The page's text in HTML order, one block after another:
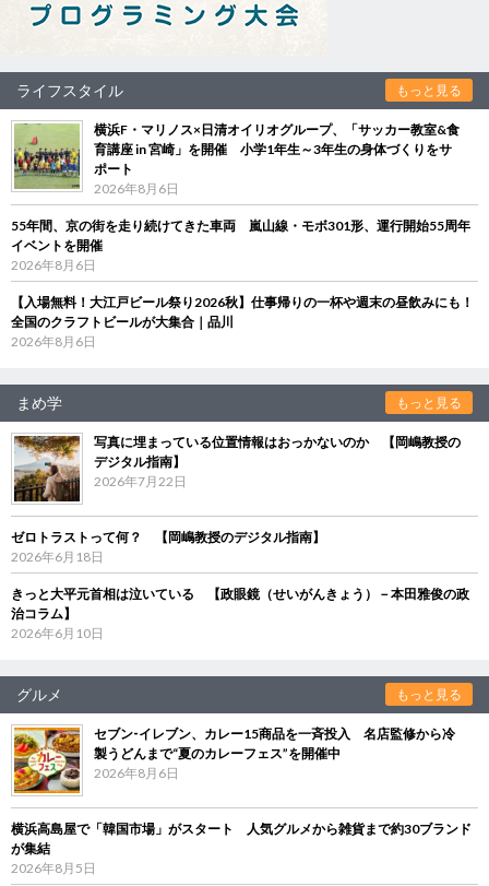
ライフスタイル もっと見る
横浜F・マリノス×日清オイリオグループ、「サッカー教室&食
育講座 in 宮崎」を開催 小学1年生～3年生の身体づくりをサ
ポート
2026年8月6日
55年間、京の街を走り続けてきた車両 嵐山線・モボ301形、運行開始55周年
イベントを開催
2026年8月6日
【入場無料！大江戸ビール祭り2026秋】仕事帰りの一杯や週末の昼飲みにも！
全国のクラフトビールが大集合｜品川
2026年8月6日
まめ学 もっと見る
写真に埋まっている位置情報はおっかないのか 【岡嶋教授の
デジタル指南】
2026年7月22日
ゼロトラストって何？ 【岡嶋教授のデジタル指南】
2026年6月18日
きっと大平元首相は泣いている 【政眼鏡（せいがんきょう）－本田雅俊の政
治コラム】
2026年6月10日
グルメ もっと見る
セブン‐イレブン、カレー15商品を一斉投入 名店監修から冷
製うどんまで“夏のカレーフェス”を開催中
2026年8月6日
横浜高島屋で「韓国市場」がスタート 人気グルメから雑貨まで約30ブランド
が集結
2026年8月5日